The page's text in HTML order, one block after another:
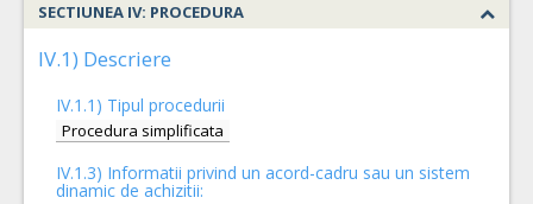
SECTIUNEA IV: PROCEDURA
IV.1) Descriere
IV.1.1) Tipul procedurii
Procedura simplificata
IV.1.3) Informatii privind un acord-cadru sau un sistem
dinamic de achizitii: